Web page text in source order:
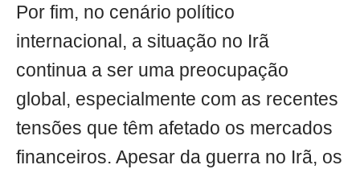
Por fim, no cenário político
internacional, a situação no Irã
continua a ser uma preocupação
global, especialmente com as recentes
tensões que têm afetado os mercados
financeiros. Apesar da guerra no Irã, os